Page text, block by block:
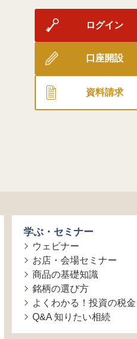
ログイン
口座開設
資料請求
学ぶ・セミナー
ウェビナー
お店・会場セミナー
商品の基礎知識
銘柄の選び方
よくわかる！投資の税金
Q&A 知りたい相続